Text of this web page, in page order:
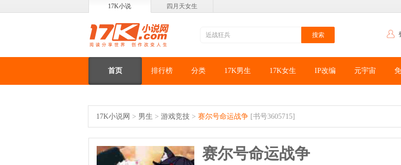
17K小说 四月天女生
首页 排行榜 分类 17K男生 17K女生 IP改编 元宇宙
17K小说网 > 男生 > 游戏竞技 > 赛尔号命运战争 [书号3605715]
赛尔号命运战争